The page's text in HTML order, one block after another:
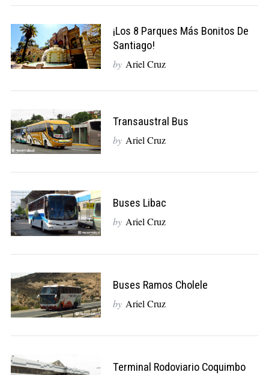
¡Los 8 Parques Más Bonitos De
Santiago!
by Ariel Cruz
Transaustral Bus
by Ariel Cruz
Buses Libac
by Ariel Cruz
Buses Ramos Cholele
by Ariel Cruz
Terminal Rodoviario Coquimbo